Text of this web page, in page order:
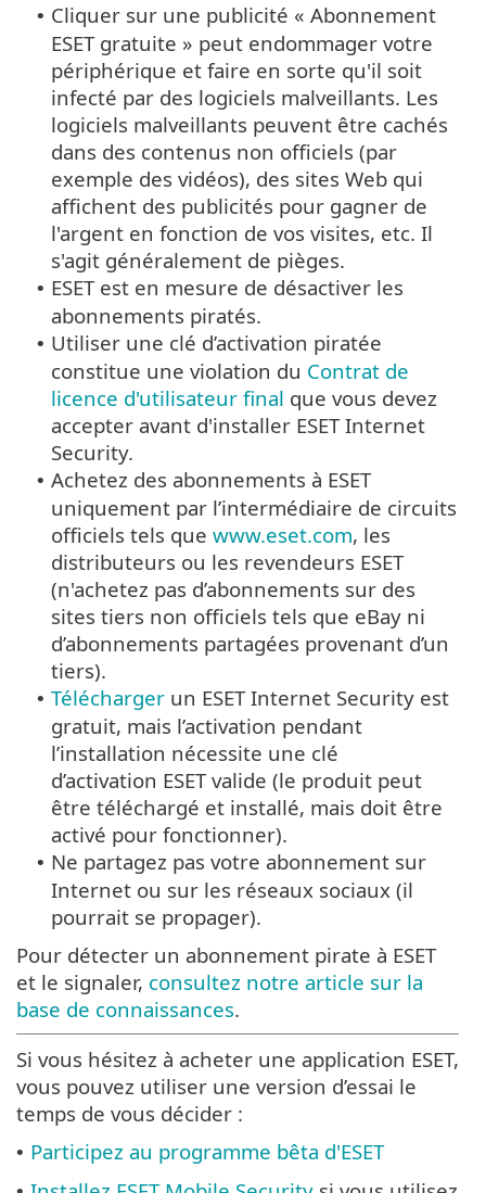
• Cliquer sur une publicité « Abonnement
ESET gratuite » peut endommager votre
périphérique et faire en sorte qu'il soit
infecté par des logiciels malveillants. Les
logiciels malveillants peuvent être cachés
dans des contenus non officiels (par
exemple des vidéos), des sites Web qui
affichent des publicités pour gagner de
l'argent en fonction de vos visites, etc. Il
s'agit généralement de pièges.
• ESET est en mesure de désactiver les
abonnements piratés.
• Utiliser une clé d’activation piratée
constitue une violation du Contrat de
licence d'utilisateur final que vous devez
accepter avant d'installer ESET Internet
Security.
• Achetez des abonnements à ESET
uniquement par l’intermédiaire de circuits
officiels tels que www.eset.com, les
distributeurs ou les revendeurs ESET
(n'achetez pas d’abonnements sur des
sites tiers non officiels tels que eBay ni
d’abonnements partagées provenant d’un
tiers).
• Télécharger un ESET Internet Security est
gratuit, mais l’activation pendant
l’installation nécessite une clé
d’activation ESET valide (le produit peut
être téléchargé et installé, mais doit être
activé pour fonctionner).
• Ne partagez pas votre abonnement sur
Internet ou sur les réseaux sociaux (il
pourrait se propager).
Pour détecter un abonnement pirate à ESET
et le signaler, consultez notre article sur la
base de connaissances.
Si vous hésitez à acheter une application ESET,
vous pouvez utiliser une version d’essai le
temps de vous décider :
• Participez au programme bêta d'ESET